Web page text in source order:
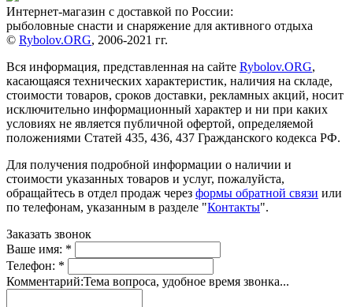
Интернет-магазин с доставкой по России:
рыболовные снасти и снаряжение для активного отдыха
© Rybolov.ORG, 2006-2021 гг.
Вся информация, представленная на сайте Rybolov.ORG,
касающаяся технических характеристик, наличия на складе,
стоимости товаров, сроков доставки, рекламных акций, носит
исключительно информационный характер и ни при каких
условиях не является публичной офертой, определяемой
положениями Статей 435, 436, 437 Гражданского кодекса РФ.
Для получения подробной информации о наличии и
стоимости указанных товаров и услуг, пожалуйста,
обращайтесь в отдел продаж через формы обратной связи или
по телефонам, указанным в разделе "Контакты".
Заказать звонок
Ваше имя: *
Телефон: *
Комментарий:Тема вопроса, удобное время звонка...